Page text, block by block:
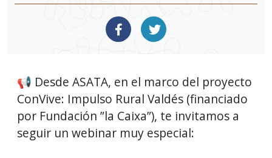
📢 Desde ASATA, en el marco del proyecto
ConVive: Impulso Rural Valdés (financiado
por Fundación ”la Caixa”), te invitamos a
seguir un webinar muy especial: